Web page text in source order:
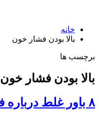
خانه
بالا بودن فشار خون
برچسب ها
بالا بودن فشار خون
۸ باور غلط درباره فشار خون بالا یا هایپرتنشن